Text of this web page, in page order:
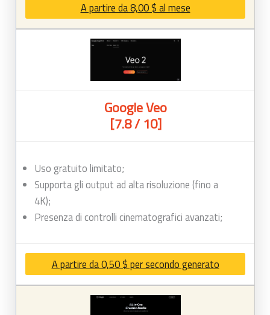
A partire da 8,00 $ al mese
Google Veo
[7.8 / 10]
Uso gratuito limitato;
Supporta gli output ad alta risoluzione (fino a
4K);
Presenza di controlli cinematografici avanzati;
A partire da 0,50 $ per secondo generato